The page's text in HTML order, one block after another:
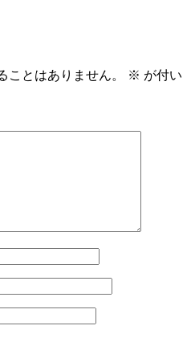
ことはありません。 ※ が付い